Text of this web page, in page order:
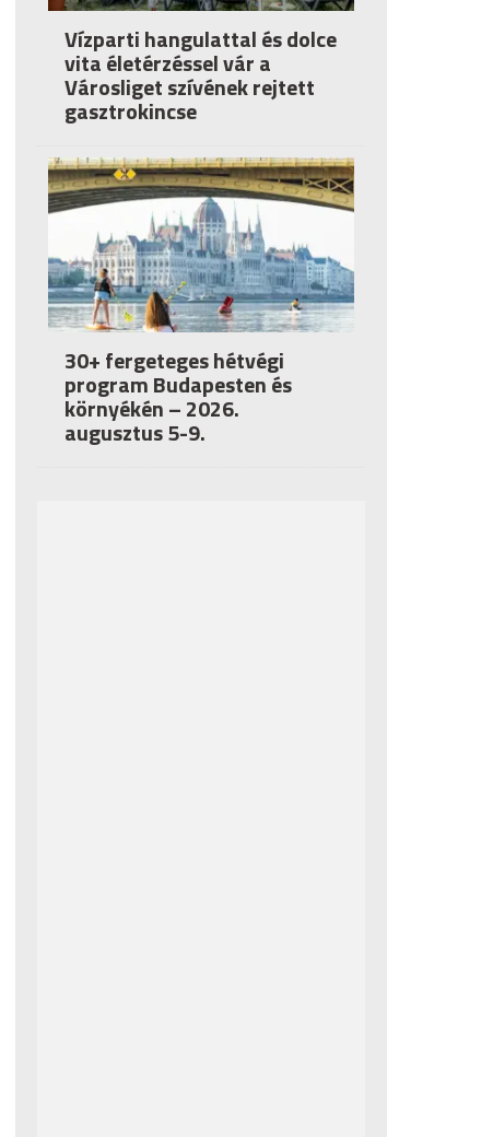
Vízparti hangulattal és dolce
vita életérzéssel vár a
Városliget szívének rejtett
gasztrokincse
30+ fergeteges hétvégi
program Budapesten és
környékén – 2026.
augusztus 5-9.